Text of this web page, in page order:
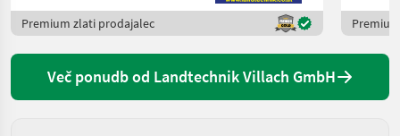
Premium zlati prodajalec
Več ponudb od Landtechnik Villach GmbH